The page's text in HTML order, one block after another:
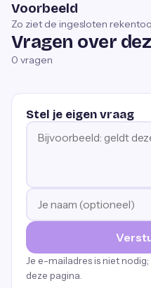
Voorbeeld
Zo ziet de ingesloten
Vragen over
0 vragen
Stel je eigen vraag
Je e-mailadres is niet
deze pagina.